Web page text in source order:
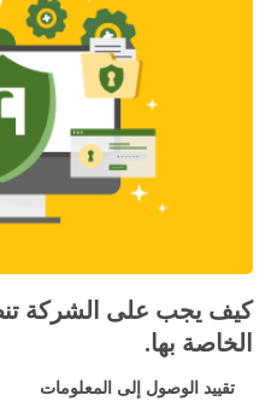
كيف يجب على الشركة
الخاصة بها.
تقييد الوصول إلى المعلومات